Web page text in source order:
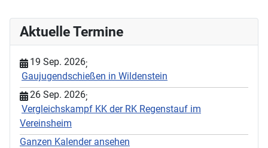
Aktuelle Termine
19 Sep. 2026;
Gaujugendschießen in Wildenstein
26 Sep. 2026;
Vergleichskampf KK der RK Regenstauf im
Vereinsheim
Ganzen Kalender ansehen